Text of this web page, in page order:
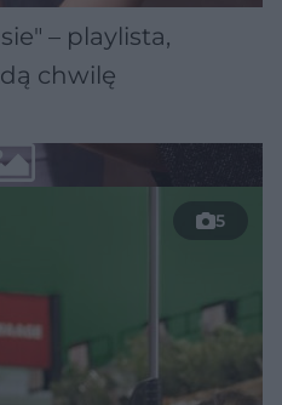
– playlista,
chwilę
5